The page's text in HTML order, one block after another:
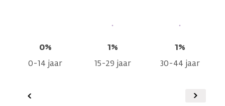
0%
0-14 jaar
1%
15-29 jaar
1%
30-44 jaar
Vorige